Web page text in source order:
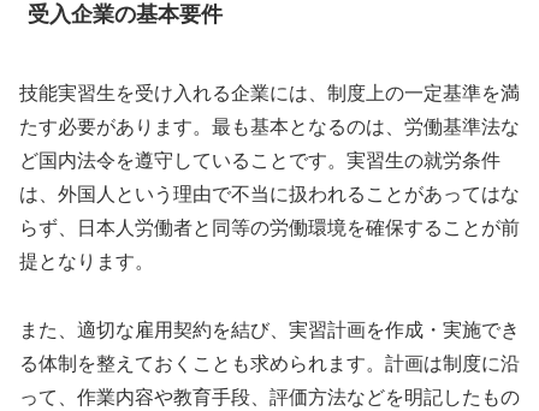
受入企業の基本要件
技能実習生を受け入れる企業には、制度上の一定基準を満
たす必要があります。最も基本となるのは、労働基準法な
ど国内法令を遵守していることです。実習生の就労条件
は、外国人という理由で不当に扱われることがあってはな
らず、日本人労働者と同等の労働環境を確保することが前
提となります。
また、適切な雇用契約を結び、実習計画を作成・実施でき
る体制を整えておくことも求められます。計画は制度に沿
って、作業内容や教育手段、評価方法などを明記したもの